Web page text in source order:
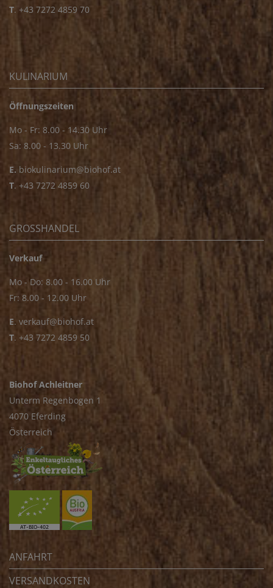
T. +43 7272 4859 70
KULINARIUM
Öffnungszeiten
Mo - Fr: 8.00 - 14.30 Uhr
Sa: 8.00 - 13.30 Uhr
E. biokulinarium@biohof.at
T. +43 7272 4859 60
GROSSHANDEL
Verkauf
Mo - Do: 8.00 - 16.00 Uhr
Fr: 8.00 - 12.00 Uhr
E. verkauf@biohof.at
T. +43 7272 4859 50
Biohof Achleitner
Unterm Regenbogen 1
4070 Eferding
Österreich
ANFAHRT
VERSANDKOSTEN